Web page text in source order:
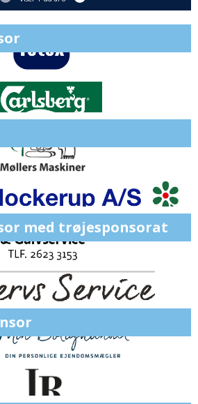
med trøjesponsorat